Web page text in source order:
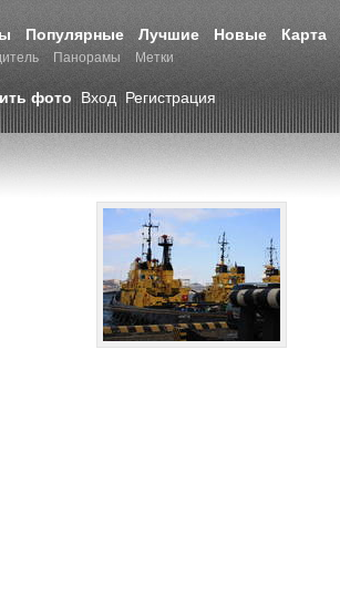
Популярные Лучшие Новые Карта
Панорамы Метки
фото Вход Регистрация